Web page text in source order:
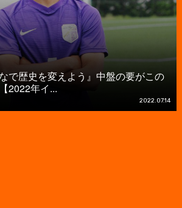
で歴史を変えよう』中盤の要がこの
2022年イ...
2022.07.14